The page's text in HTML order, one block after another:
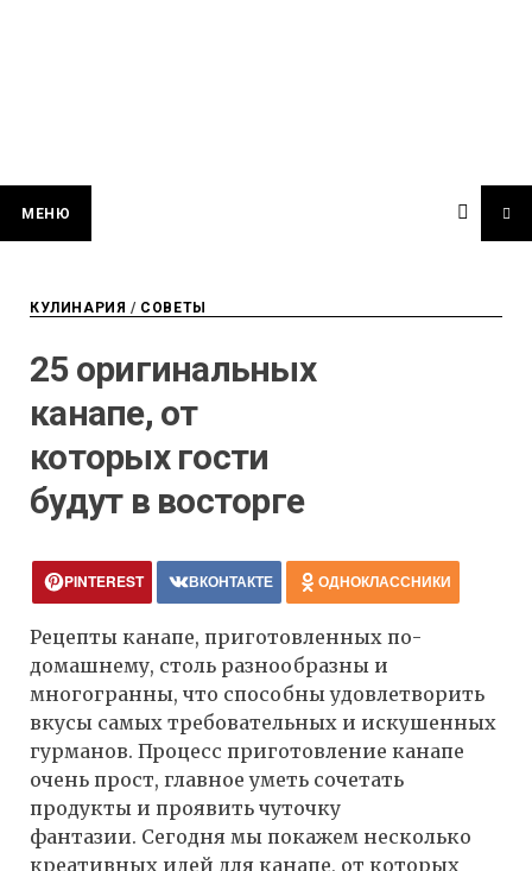
МЕНЮ
КУЛИНАРИЯ / СОВЕТЫ
25 оригинальных
канапе, от
которых гости
будут в восторге
PINTEREST ВКОНТАКТЕ ОДНОКЛАССНИКИ
Рецепты канапе, приготовленных по-
домашнему, столь разнообразны и
многогранны, что способны удовлетворить
вкусы самых требовательных и искушенных
гурманов. Процесс приготовление канапе
очень прост, главное уметь сочетать
продукты и проявить чуточку
фантазии. Сегодня мы покажем несколько
креативных идей для канапе, от которых